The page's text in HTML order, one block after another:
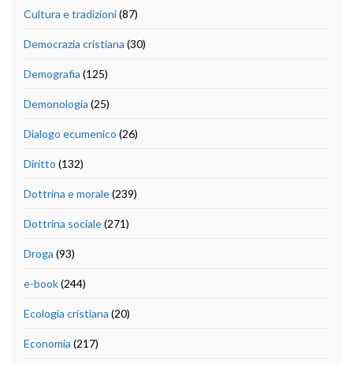
Cultura e tradizioni(87)
Democrazia cristiana (30)
Demografia (125)
Demonologia (25)
Dialogo ecumenico (26)
Diritto (132)
Dottrina e morale(239)
Dottrina sociale(271)
Droga (93)
e-book(244)
Ecologia cristiana (20)
Economia (217)